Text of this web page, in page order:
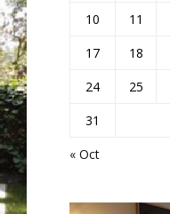
« Oct
10
11
17
18
24
25
31